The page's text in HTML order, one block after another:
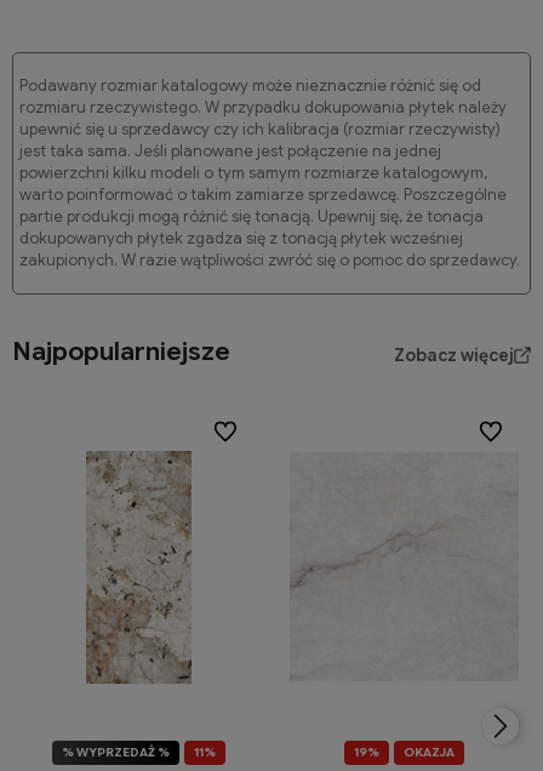
Podawany rozmiar katalogowy może nieznacznie różnić się od
rozmiaru rzeczywistego. W przypadku dokupowania płytek należy
upewnić się u sprzedawcy czy ich kalibracja (rozmiar rzeczywisty)
jest taka sama. Jeśli planowane jest połączenie na jednej
powierzchni kilku modeli o tym samym rozmiarze katalogowym,
warto poinformować o takim zamiarze sprzedawcę. Poszczególne
partie produkcji mogą różnić się tonacją. Upewnij się, że tonacja
dokupowanych płytek zgadza się z tonacją płytek wcześniej
zakupionych. W razie wątpliwości zwróć się o pomoc do sprzedawcy.
Najpopularniejsze Zobacz więcej
11%
% WYPRZEDAŻ %
Do ulubionych
19% OKAZJA
Do